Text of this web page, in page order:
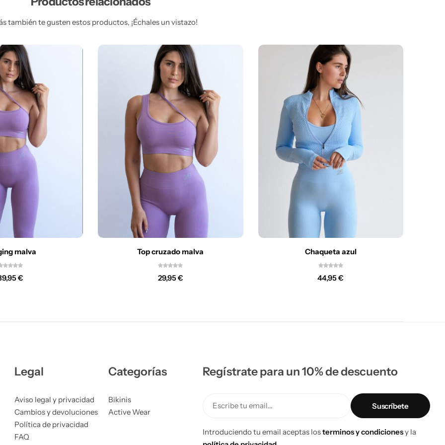
también te gusten estos productos, ¡Échales un vistazo!
malva
€
Top cruzado malva
29,95€
Chaqueta azul
44,95€
Legal
Aviso legal y privacidad
Cambios y devoluciones
Política de privacidad
FAQ
Categorías
Bikinis
Active Wear
Regístrate para un 10% de descuento
Escribe tu email...
Introduciendo tu email aceptas losterminos y condicionesy la